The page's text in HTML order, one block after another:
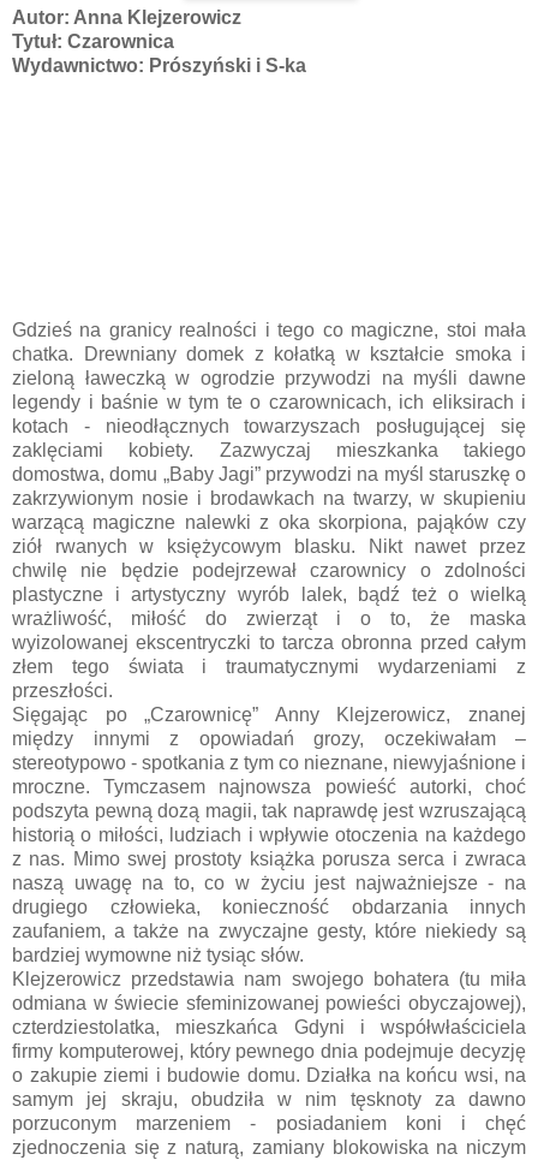
Autor: Anna Klejzerowicz
Tytuł: Czarownica
Wydawnictwo: Prószyński i S-ka
Gdzieś na granicy realności i tego co magiczne, stoi mała
chatka. Drewniany domek z kołatką w kształcie smoka i
zieloną ławeczką w ogrodzie przywodzi na myśli dawne
legendy i baśnie w tym te o czarownicach, ich eliksirach i
kotach - nieodłącznych towarzyszach posługującej się
zaklęciami kobiety. Zazwyczaj mieszkanka takiego
domostwa, domu „Baby Jagi” przywodzi na myśl staruszkę o
zakrzywionym nosie i brodawkach na twarzy, w skupieniu
warzącą magiczne nalewki z oka skorpiona, pająków czy
ziół rwanych w księżycowym blasku. Nikt nawet przez
chwilę nie będzie podejrzewał czarownicy o zdolności
plastyczne i artystyczny wyrób lalek, bądź też o wielką
wrażliwość, miłość do zwierząt i o to, że maska
wyizolowanej ekscentryczki to tarcza obronna przed całym
złem tego świata i traumatycznymi wydarzeniami z
przeszłości.
Sięgając po „Czarownicę” Anny Klejzerowicz, znanej
między innymi z opowiadań grozy, oczekiwałam –
stereotypowo - spotkania z tym co nieznane, niewyjaśnione i
mroczne. Tymczasem najnowsza powieść autorki, choć
podszyta pewną dozą magii, tak naprawdę jest wzruszającą
historią o miłości, ludziach i wpływie otoczenia na każdego
z nas. Mimo swej prostoty książka porusza serca i zwraca
naszą uwagę na to, co w życiu jest najważniejsze - na
drugiego człowieka, konieczność obdarzania innych
zaufaniem, a także na zwyczajne gesty, które niekiedy są
bardziej wymowne niż tysiąc słów.
Klejzerowicz przedstawia nam swojego bohatera (tu miła
odmiana w świecie sfeminizowanej powieści obyczajowej),
czterdziestolatka, mieszkańca Gdyni i współwłaściciela
firmy komputerowej, który pewnego dnia podejmuje decyzję
o zakupie ziemi i budowie domu. Działka na końcu wsi, na
samym jej skraju, obudziła w nim tęsknoty za dawno
porzuconym marzeniem - posiadaniem koni i chęć
zjednoczenia się z naturą, zamiany blokowiska na niczym